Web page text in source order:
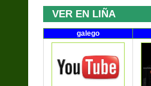
VER EN LIÑA
galego